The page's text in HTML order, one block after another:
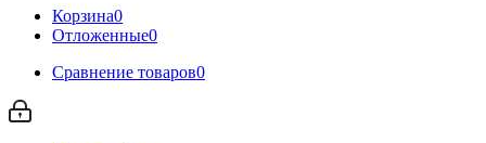
Корзина0
Отложенные0
Сравнение товаров0